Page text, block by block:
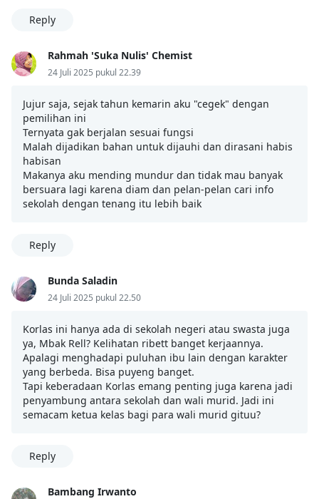
Reply
Rahmah 'Suka Nulis' Chemist
24 Juli 2025 pukul 22.39
Jujur saja, sejak tahun kemarin aku "cegek" dengan
pemilihan ini
Ternyata gak berjalan sesuai fungsi
Malah dijadikan bahan untuk dijauhi dan dirasani habis
habisan
Makanya aku mending mundur dan tidak mau banyak
bersuara lagi karena diam dan pelan-pelan cari info
sekolah dengan tenang itu lebih baik
Reply
Bunda Saladin
24 Juli 2025 pukul 22.50
Korlas ini hanya ada di sekolah negeri atau swasta juga
ya, Mbak Rell? Kelihatan ribett banget kerjaannya.
Apalagi menghadapi puluhan ibu lain dengan karakter
yang berbeda. Bisa puyeng banget.
Tapi keberadaan Korlas emang penting juga karena jadi
penyambung antara sekolah dan wali murid. Jadi ini
semacam ketua kelas bagi para wali murid gituu?
Reply
Bambang Irwanto